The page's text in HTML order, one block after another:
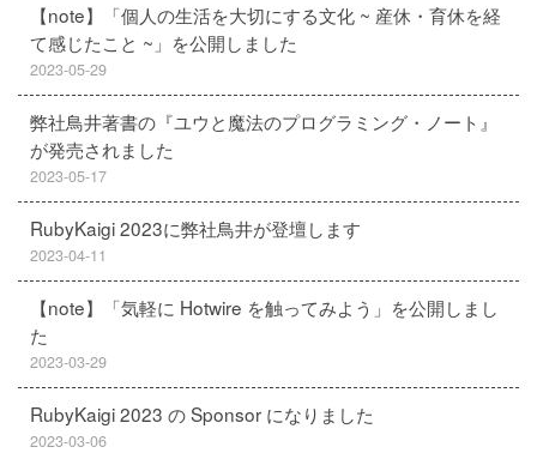
【note】「個人の生活を大切にする文化 ~ 産休・育休を経
て感じたこと ~」を公開しました
2023-05-29
弊社鳥井著書の『ユウと魔法のプログラミング・ノート』
が発売されました
2023-05-17
RubyKaigi 2023に弊社鳥井が登壇します
2023-04-11
【note】「気軽に Hotwire を触ってみよう」を公開しまし
た
2023-03-29
RubyKaigi 2023 の Sponsor になりました
2023-03-06